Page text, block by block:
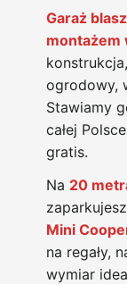
Garaż
montażem
ogrodowy,
Stawiamy
całej
gratis.
Na 20
zaparkujesz
Mini
na regały,
wymiar